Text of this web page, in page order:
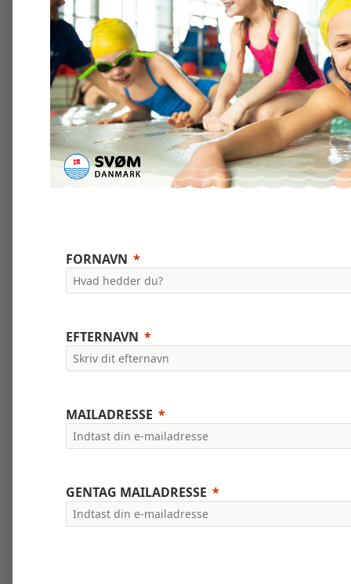
FORNAVN
EFTERNAVN
MAILADRESSE
GENTAG MAILADRESSE